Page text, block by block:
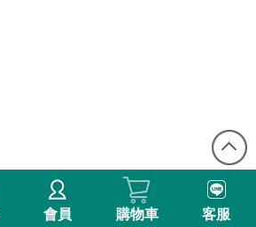
會員 購物車 客服